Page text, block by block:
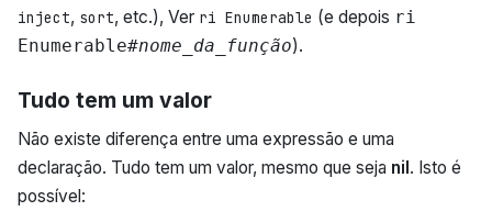
inject, sort, etc.), Ver ri Enumerable (e depois ri
Enumerable#nome_da_função).
Tudo tem um valor
Não existe diferença entre uma expressão e uma
declaração. Tudo tem um valor, mesmo que seja nil. Isto é
possível: